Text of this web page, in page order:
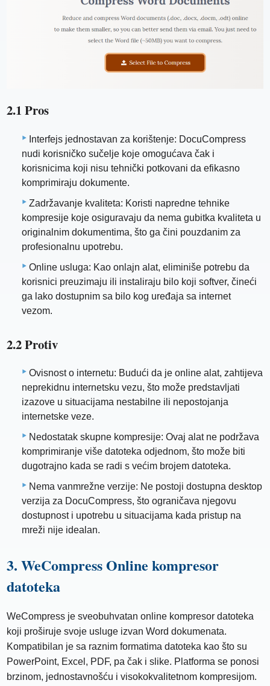
2.1 Pros
Interfejs jednostavan za korištenje: DocuCompress
nudi korisničko sučelje koje omogućava čak i
korisnicima koji nisu tehnički potkovani da efikasno
komprimiraju dokumente.
Zadržavanje kvaliteta: Koristi napredne tehnike
kompresije koje osiguravaju da nema gubitka kvaliteta u
originalnim dokumentima, što ga čini pouzdanim za
profesionalnu upotrebu.
Online usluga: Kao onlajn alat, eliminiše potrebu da
korisnici preuzimaju ili instaliraju bilo koji softver, čineći
ga lako dostupnim sa bilo kog uređaja sa internet
vezom.
2.2 Protiv
Ovisnost o internetu: Budući da je online alat, zahtijeva
neprekidnu internetsku vezu, što može predstavljati
izazove u situacijama nestabilne ili nepostojanja
internetske veze.
Nedostatak skupne kompresije: Ovaj alat ne podržava
komprimiranje više datoteka odjednom, što može biti
dugotrajno kada se radi s većim brojem datoteka.
Nema vanmrežne verzije: Ne postoji dostupna desktop
verzija za DocuCompress, što ograničava njegovu
dostupnost i upotrebu u situacijama kada pristup na
mreži nije idealan.
3. WeCompress Online kompresor
datoteka
WeCompress je sveobuhvatan online kompresor datoteka
koji proširuje svoje usluge izvan Word dokumenata.
Kompatibilan je sa raznim formatima datoteka kao što su
PowerPoint, Excel, PDF, pa čak i slike. Platforma se ponosi
brzinom, jednostavnošću i visokokvalitetnom kompresijom.